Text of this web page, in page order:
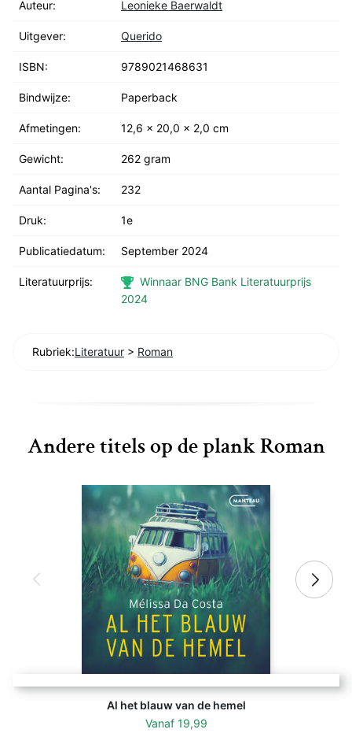
Auteur: Leonieke Baerwaldt
Uitgever: Querido
ISBN: 9789021468631
Bindwijze: Paperback
Afmetingen: 12,6 x 20,0 x 2,0 cm
Gewicht: 262 gram
Aantal Pagina's: 232
Druk: 1e
Publicatiedatum: September 2024
Literatuurprijs:
Winnaar BNG Bank Literatuurprijs
2024
Rubriek:Literatuur > Roman
Andere titels op de plank Roman
Al het blauw van de hemel
Vanaf 19,99